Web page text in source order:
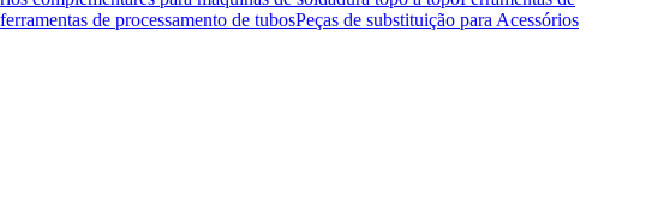
de processamento de tubosPeças de substituição para Acessórios